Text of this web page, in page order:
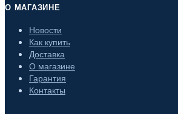
О МАГАЗИНЕ
Новости
Как купить
Доставка
О магазине
Гарантия
Контакты